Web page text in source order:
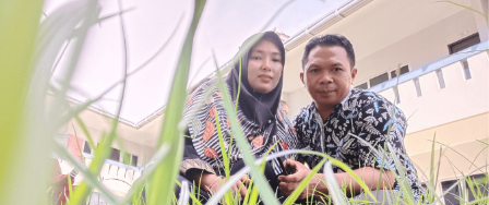
content